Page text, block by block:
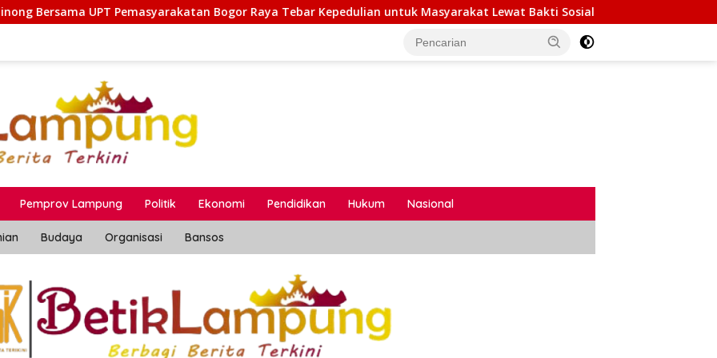
Bogor Raya Tebar Kepedulian untuk Masyarakat Lewat Bakti Sosial Semarak HUT Ke-81 RI, Lapas Cibinong
Pemprov Lampung Politik Ekonomi Pendidikan Hukum Nasional
Budaya Organisasi Bansos